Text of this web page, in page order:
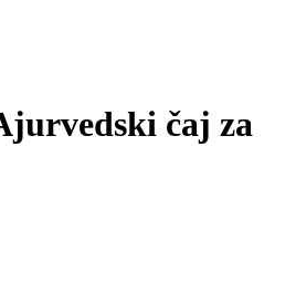
čaj za